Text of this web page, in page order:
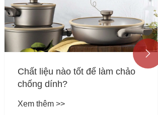
Tại sao Chảo sâu lòng chống
